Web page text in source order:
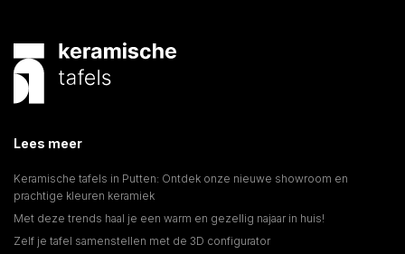
Lees meer
Keramische tafels in Putten: Ontdek onze nieuwe showroom en
prachtige kleuren keramiek
Met deze trends haal je een warm en gezellig najaar in huis!
Zelf je tafel samenstellen met de 3D configurator